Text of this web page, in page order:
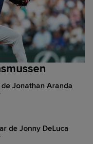
Jonathan Aranda
de Jonny DeLuca